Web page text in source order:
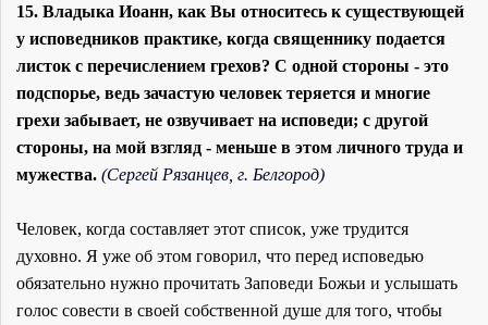
15. Владыка Иоанн, как Вы относитесь к существующей
у исповедников практике, когда священнику подается
листок с перечислением грехов? С одной стороны - это
подспорье, ведь зачастую человек теряется и многие
грехи забывает, не озвучивает на исповеди; с другой
стороны, на мой взгляд - меньше в этом личного труда и
мужества. (Сергей Рязанцев, г. Белгород)
Человек, когда составляет этот список, уже трудится
духовно. Я уже об этом говорил, что перед исповедью
обязательно нужно прочитать Заповеди Божьи и услышать
голос совести в своей собственной душе для того, чтобы